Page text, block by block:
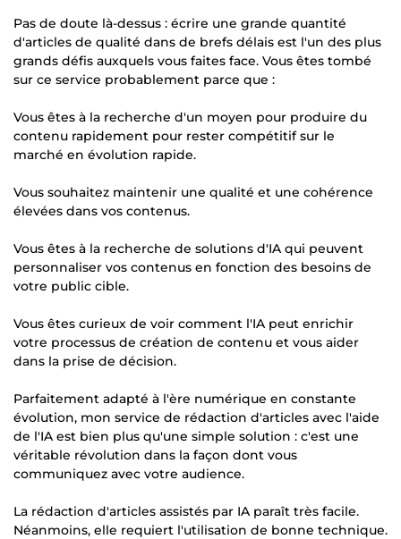
Pas de doute là-dessus : écrire une grande quantité
d'articles de qualité dans de brefs délais est l'un des plus
grands défis auxquels vous faites face. Vous êtes tombé
sur ce service probablement parce que :
Vous êtes à la recherche d'un moyen pour produire du
contenu rapidement pour rester compétitif sur le
marché en évolution rapide.
Vous souhaitez maintenir une qualité et une cohérence
élevées dans vos contenus.
Vous êtes à la recherche de solutions d'IA qui peuvent
personnaliser vos contenus en fonction des besoins de
votre public cible.
Vous êtes curieux de voir comment l'IA peut enrichir
votre processus de création de contenu et vous aider
dans la prise de décision.
Parfaitement adapté à l'ère numérique en constante
évolution, mon service de rédaction d'articles avec l'aide
de l'IA est bien plus qu'une simple solution : c'est une
véritable révolution dans la façon dont vous
communiquez avec votre audience.
La rédaction d'articles assistés par IA paraît très facile.
Néanmoins, elle requiert l'utilisation de bonne technique.